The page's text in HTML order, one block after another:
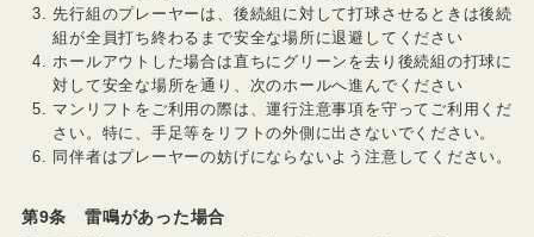
先行組のプレーヤーは、後続組に対して打球させるときは後続
組が全員打ち終わるまで安全な場所に退避してください
ホールアウトした場合は直ちにグリーンを去り後続組の打球に
対して安全な場所を通り、次のホールへ進んでください
マンリフトをご利用の際は、運行注意事項を守ってご利用くだ
さい。特に、手足等をリフトの外側に出さないでください。
同伴者はプレーヤーの妨げにならないよう注意してください。
第9条 雷鳴があった場合